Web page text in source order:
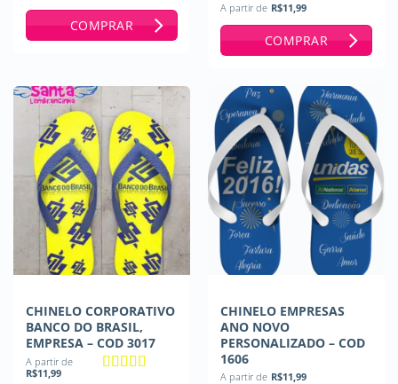
COMPRAR
A partir de R$11,99
COMPRAR
CHINELO CORPORATIVO
BANCO DO BRASIL,
EMPRESA – COD 3017
A partir de
R$11,99
CHINELO EMPRESAS
ANO NOVO
PERSONALIZADO – COD
1606
A partir de R$11,99